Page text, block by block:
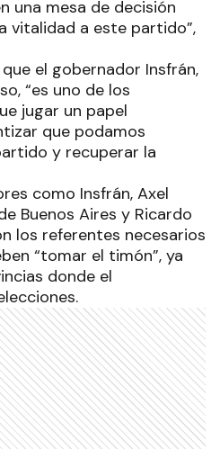
una mesa de decisión
vitalidad a este partido”,
el gobernador Insfrán,
“es uno de los
jugar un papel
que podamos
y recuperar la
como Insfrán, Axel
Buenos Aires y Ricardo
los referentes necesarios
“tomar el timón”, ya
donde el